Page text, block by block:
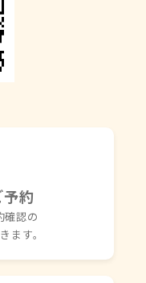
約
確認の
ます。